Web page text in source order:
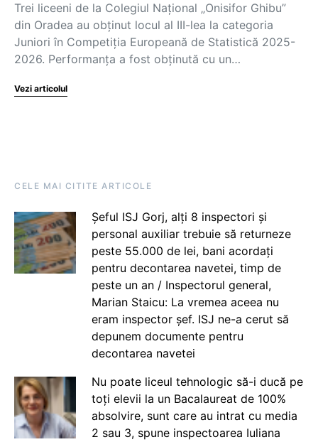
Trei liceeni de la Colegiul Național „Onisifor Ghibu”
din Oradea au obținut locul al III-lea la categoria
Juniori în Competiția Europeană de Statistică 2025-
2026. Performanța a fost obținută cu un…
Vezi articolul
CELE MAI CITITE ARTICOLE
Șeful ISJ Gorj, alți 8 inspectori și
personal auxiliar trebuie să returneze
peste 55.000 de lei, bani acordați
pentru decontarea navetei, timp de
peste un an / Inspectorul general,
Marian Staicu: La vremea aceea nu
eram inspector șef. ISJ ne-a cerut să
depunem documente pentru
decontarea navetei
Nu poate liceul tehnologic să-i ducă pe
toți elevii la un Bacalaureat de 100%
absolvire, sunt care au intrat cu media
2 sau 3, spune inspectoarea Iuliana